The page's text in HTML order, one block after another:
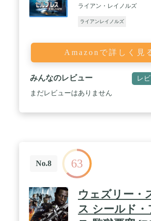
ライアン・レイノルズ
ライアンレイノルズ
Amazonで詳しく見
みんなのレビュー レ
まだレビューはありません
No.8 63
ウェズリー・
ス シールド・